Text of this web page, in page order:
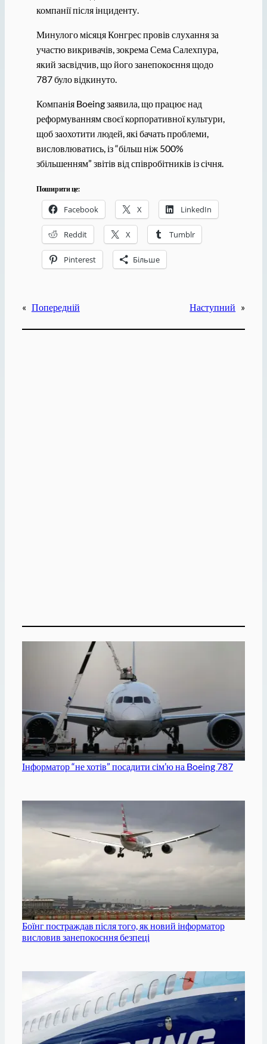
компанії після інциденту.
Минулого місяця Конгрес провів слухання за
участю викривачів, зокрема Сема Салехпура,
який засвідчив, що його занепокоєння щодо
787 було відкинуто.
Компанія Boeing заявила, що працює над
реформуванням своєї корпоративної культури,
щоб заохотити людей, які бачать проблеми,
висловлюватись, із “більш ніж 500%
збільшенням” звітів від співробітників із січня.
Поширити це:
Facebook X LinkedIn
Reddit X Tumblr
Pinterest Більше
« Попередній Наступний »
Інформатор “не хотів” посадити сім’ю на Boeing 787
Боїнг постраждав після того, як новий інформатор
висловив занепокоєння безпеці